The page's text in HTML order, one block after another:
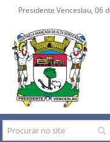
Presidente Venceslau, 06